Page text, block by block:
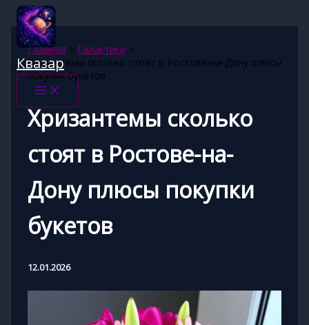
Перейти
содержимому
Квазар
Главная
Галактики
Хризантемы сколько стоят в Ростове-на-Дону плюсы
покупки букетов
Хризантемы сколько
стоят в Ростове-на-
Дону плюсы покупки
букетов
12.01.2026